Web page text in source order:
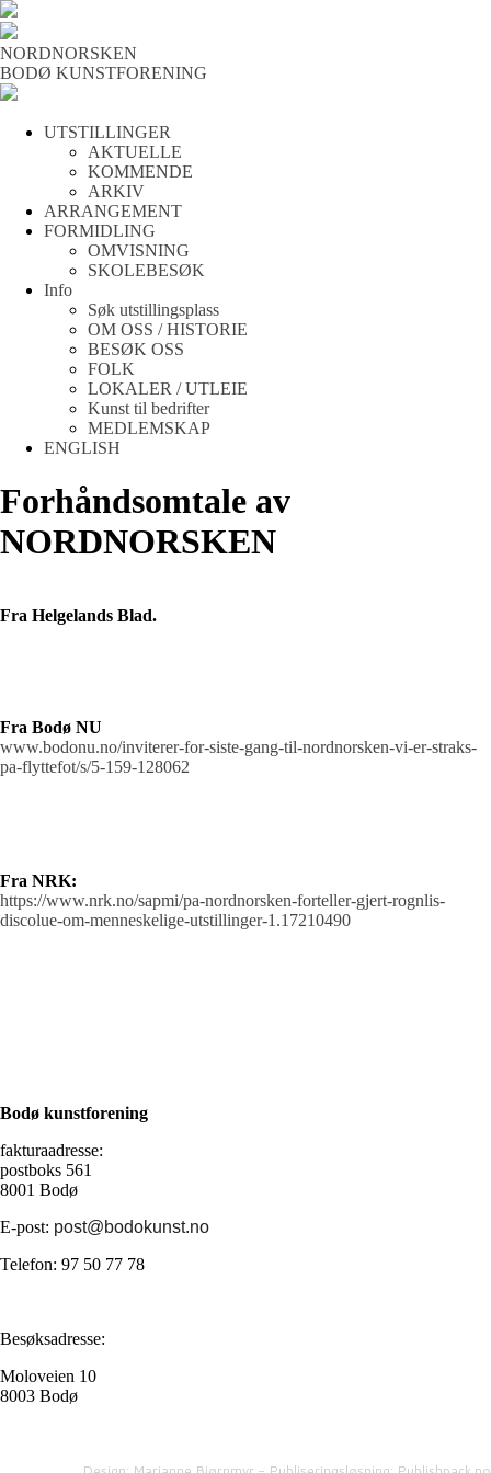
NORDNORSKEN
BODØ KUNSTFORENING
UTSTILLINGER
AKTUELLE
KOMMENDE
ARKIV
ARRANGEMENT
FORMIDLING
OMVISNING
SKOLEBESØK
Info
Søk utstillingsplass
OM OSS / HISTORIE
BESØK OSS
FOLK
LOKALER / UTLEIE
Kunst til bedrifter
MEDLEMSKAP
ENGLISH
Forhåndsomtale av
NORDNORSKEN
Fra Helgelands Blad.
Fra Bodø NU
www.bodonu.no/inviterer-for-siste-gang-til-nordnorsken-vi-er-straks-
pa-flyttefot/s/5-159-128062
Fra NRK:
https://www.nrk.no/sapmi/pa-nordnorsken-forteller-gjert-rognlis-
discolue-om-menneskelige-utstillinger-1.17210490
Bodø kunstforening
fakturaadresse:
postboks 561
8001 Bodø
E-post: post@bodokunst.no
Telefon: 97 50 77 78
Besøksadresse:
Moloveien 10
8003 Bodø